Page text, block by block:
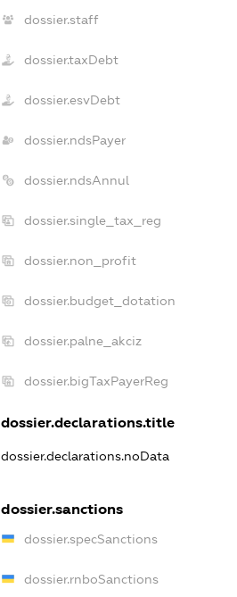
dossier.staff
dossier.taxDebt
dossier.esvDebt
dossier.ndsPayer
dossier.ndsAnnul
dossier.single_tax_reg
dossier.non_profit
dossier.budget_dotation
dossier.palne_akciz
dossier.bigTaxPayerReg
dossier.declarations.title
dossier.declarations.noData
dossier.sanctions
dossier.specSanctions
dossier.rnboSanctions